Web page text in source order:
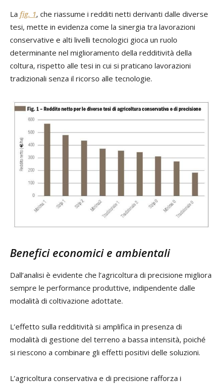
La fig. 1, che riassume i redditi netti derivanti dalle diverse
tesi, mette in evidenza come la sinergia tra lavorazioni
conservative e alti livelli tecnologici gioca un ruolo
determinante nel miglioramento della redditività della
coltura, rispetto alle tesi in cui si praticano lavorazioni
tradizionali senza il ricorso alle tecnologie.
Benefici economici e ambientali
Dall’analisi è evidente che l’agricoltura di precisione migliora
sempre le performance produttive, indipendente dalle
modalità di coltivazione adottate.
L’effetto sulla redditività si amplifica in presenza di
modalità di gestione del terreno a bassa intensità, poiché
si riescono a combinare gli effetti positivi delle soluzioni.
L’agricoltura conservativa e di precisione rafforza i